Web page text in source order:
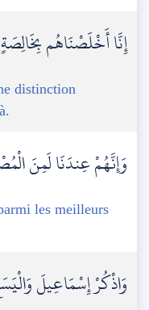
إِنَّا أَخْلَصْنَاهُم بِخَالِصَةٍ
distinction
وَإِنَّهُمْ عِندَنَا لَمِنَ
les meilleurs
وَاذْكُرْ إِسْمَاعِيلَ